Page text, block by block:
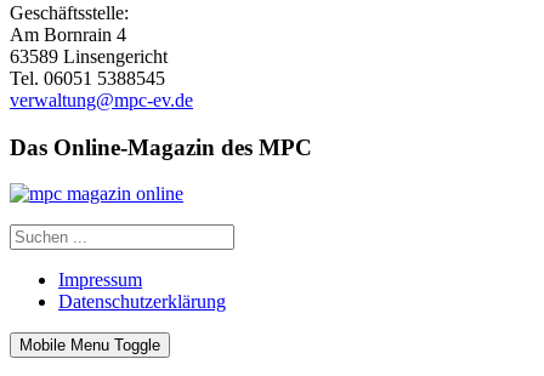
Geschäftsstelle:
Am Bornrain 4
63589 Linsengericht
Tel. 06051 5388545
verwaltung@mpc-ev.de
Das Online-Magazin des MPC
Impressum
Datenschutzerklärung
Mobile Menu Toggle